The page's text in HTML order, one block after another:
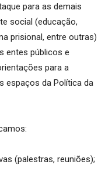
para as demais
social (educação,
prisional, entre outras)
entes públicos e
para a
espaços da Política da
(palestras, reuniões);